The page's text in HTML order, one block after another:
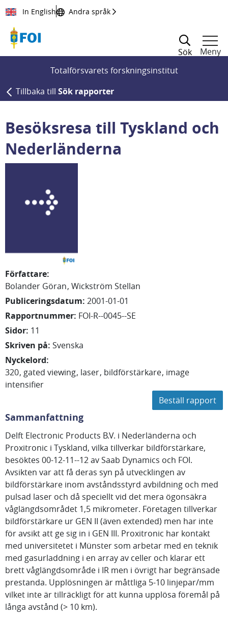
Till innehållet
In English Andra språk
Sök
Meny
Totalförsvarets forskningsinstitut
Tillbaka till Sök rapporter
Besöksresa till Tyskland och
Nederländerna
Författare:
Bolander Göran Wickström Stellan
Publiceringsdatum: 2001-01-01
Rapportnummer: FOI-R--0045--SE
Sidor: 11
Skriven på: Svenska
Nyckelord:
320 gated viewing laser bildförstärkare image
intensifier
Beställ rapport
Sammanfattning
Delft Electronic Products B.V. i Nederländerna och
Proxitronic i Tyskland, vilka tillverkar bildförstärkare,
besöktes 00-12-11--12 av Saab Dynamics och FOI.
Avsikten var att få deras syn på utvecklingen av
bildförstärkare inom avståndsstyrd avbildning och med
pulsad laser och då speciellt vid det mera ögonsäkra
våglängdsområdet 1,5 mikrometer. Företagen tillverkar
bildförstärkare ur GEN II (även extended) men har inte
för avsikt att ge sig in i GEN III. Proxitronic har kontakt
med universitetet i Münster som arbetar med en teknik
med gasurladdning i en array av celler och klarar ett
brett våglängdsområde i IR men i övrigt har begränsade
prestanda. Upplösningen är måttliga 5-10 linjepar/mm
vilket inte är tillräckligt för att kunna upplösa föremål på
långa avstånd (> 10 km).